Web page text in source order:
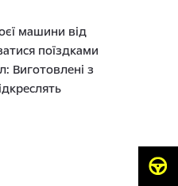
машини від
поїздками
Виготовлені з